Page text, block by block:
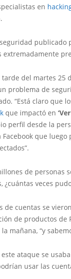
en
publicado
extremadamente
tarde del martes 25
problema de
“Está claro que
que impactó en ‘Ver
perfil desde la
Facebook que
de personas
¿cuántas veces
de cuentas se
de productos de
mañana, “y
ataque se
usar las